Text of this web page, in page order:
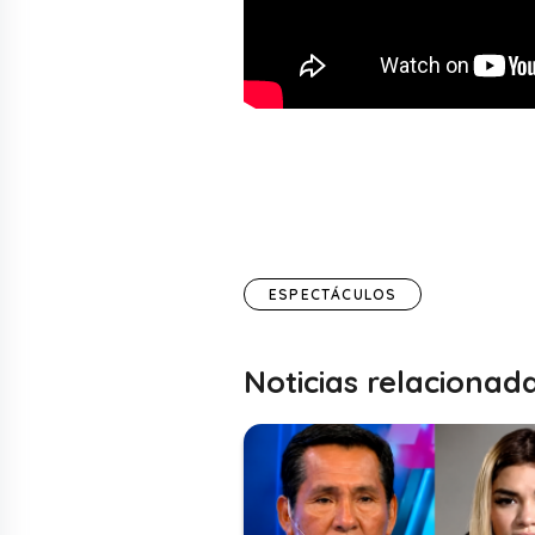
ESPECTÁCULOS
Noticias